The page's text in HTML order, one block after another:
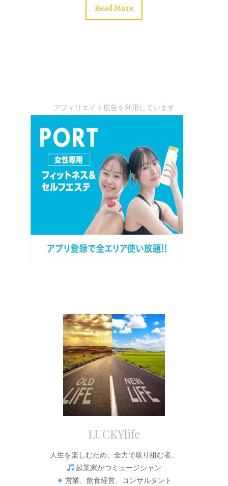
Read More
アフィリエイト広告を利用しています
LUCKYlife
人生を楽しむため、全力で取り組む者。
起業家かつミュージシャン
営業、飲食経営、コンサルタント